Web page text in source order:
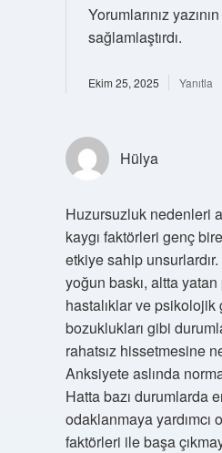
Yorumlarınız yazının
sağlamlaştırdı.
Ekim 25, 2025 Yanıtla
Hülya
Huzursuzluk nedenleri
kaygı faktörleri genç
etkiye sahip unsurlardır.
yoğun baskı, altta
hastalıklar ve psikolojik
bozuklukları gibi
rahatsız hissetmesine
Anksiyete aslında
Hatta bazı durumlarda
odaklanmaya yardımcı
faktörleri ile başa